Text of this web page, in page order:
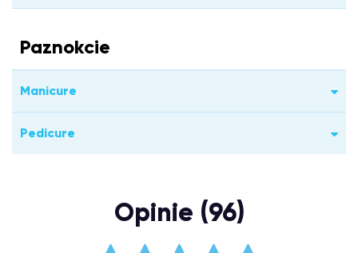
Paznokcie
Manicure
Pedicure
Opinie (96)